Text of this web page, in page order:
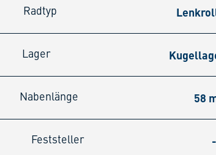
Radtyp
Lager
Nabenlänge 58
Feststeller -